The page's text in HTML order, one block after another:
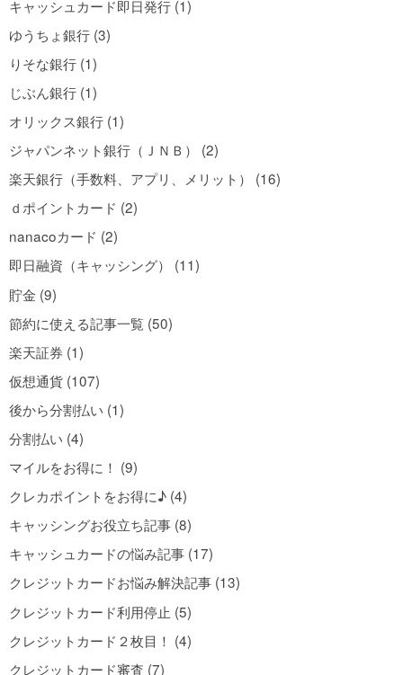
キャッシュカード即日発行 (1)
ゆうちょ銀行 (3)
りそな銀行 (1)
じぶん銀行 (1)
オリックス銀行 (1)
ジャパンネット銀行（ＪＮＢ） (2)
楽天銀行（手数料、アプリ、メリット） (16)
ｄポイントカード (2)
nanacoカード (2)
即日融資（キャッシング） (11)
貯金 (9)
節約に使える記事一覧 (50)
楽天証券 (1)
仮想通貨 (107)
後から分割払い (1)
分割払い (4)
マイルをお得に！ (9)
クレカポイントをお得に♪ (4)
キャッシングお役立ち記事 (8)
キャッシュカードの悩み記事 (17)
クレジットカードお悩み解決記事 (13)
クレジットカード利用停止 (5)
クレジットカード２枚目！ (4)
クレジットカード審査 (7)